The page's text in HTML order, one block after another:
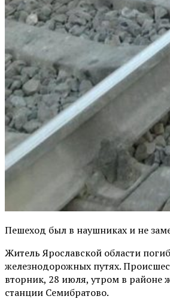
Пешеход был в наушниках и не
Житель Ярославской области
железнодорожных путях.
вторник, 28 июля, утром в районе
станции Семибратово.